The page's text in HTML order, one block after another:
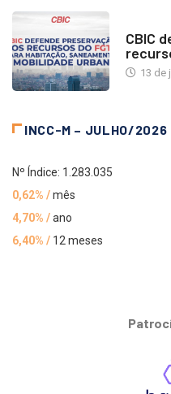
CBIC
13 de
INCC-M – JULHO/2026
Nº Índice: 1.283.035
0,62% /mês
4,70% /ano
6,40% / 12 meses